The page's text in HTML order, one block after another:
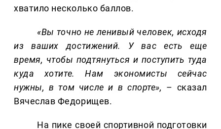
хватило несколько баллов.
«Вы точно не ленивый человек, исходя
из ваших достижений. У вас есть еще
время, чтобы подтянуться и поступить туда
куда хотите. Нам экономисты сейчас
нужны, в том числе и в спорте», – сказал
Вячеслав Федорищев.
На пике своей спортивной подготовки